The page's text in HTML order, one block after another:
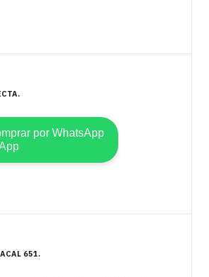
por WhatsApp
651